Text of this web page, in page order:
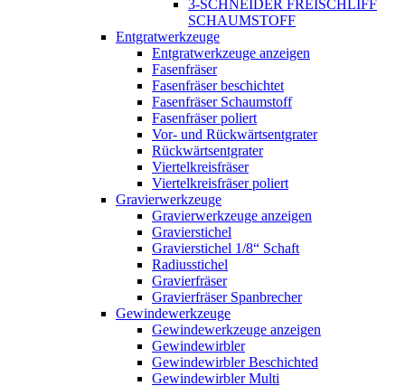
3-SCHNEIDER FREISCHLIFF
SCHAUMSTOFF
Entgratwerkzeuge
Entgratwerkzeuge anzeigen
Fasenfräser
Fasenfräser beschichtet
Fasenfräser Schaumstoff
Fasenfräser poliert
Vor- und Rückwärtsentgrater
Rückwärtsentgrater
Viertelkreisfräser
Viertelkreisfräser poliert
Gravierwerkzeuge
Gravierwerkzeuge anzeigen
Gravierstichel
Gravierstichel 1/8“ Schaft
Radiusstichel
Gravierfräser
Gravierfräser Spanbrecher
Gewindewerkzeuge
Gewindewerkzeuge anzeigen
Gewindewirbler
Gewindewirbler Beschichted
Gewindewirbler Multi